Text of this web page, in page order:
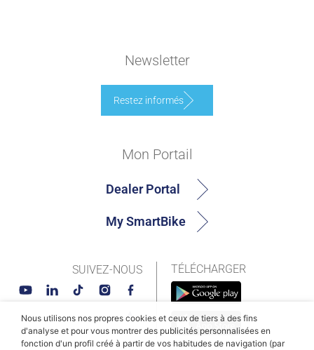
Newsletter
Restez informés
TÉLÉCHARGER
Mon Portail
Dealer Portal
My SmartBike
SUIVEZ-NOUS
Nous utilisons nos propres cookies et ceux de tiers à des fins
d'analyse et pour vous montrer des publicités personnalisées en
fonction d'un profil créé à partir de vos habitudes de navigation (par